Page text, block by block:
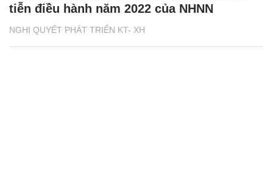
NGHỊ QUYẾT PHÁT TRIỂN KT- XH
tiễn điều hành năm 2022 của NHNN